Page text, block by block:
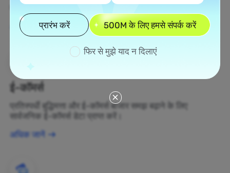
अधिक जानें
ई-कॉमर्स
प्रतिस्पर्धी बुद्धिमत्ता और ई-कॉमर्स बाजार समझ बढ़ाने के लिए
सार्वजनिक ई-कॉमर्स डेटा प्राप्त करें।
अधिक जानें
प्रारंभ करें 500M के लिए हमसे संपर्क करें
फिर से मुझे याद न दिलाएं